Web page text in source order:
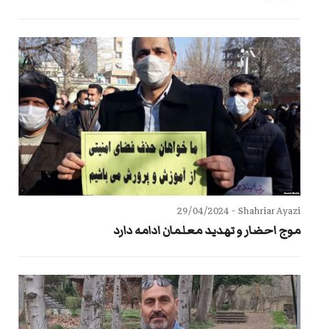
Shahriar Ayazi -
29/04/2024
موج احضار و تهدید معلمان ادامه دارد